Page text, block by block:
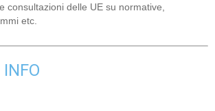
consultazioni delle UE su normative,
etc.